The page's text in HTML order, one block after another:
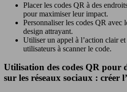
Placer les codes QR à des
pour maximiser leur impact.
Personnaliser les codes QR avec
design attrayant.
Utiliser un appel à l’action clair
utilisateurs à scanner le code.
Utilisation des codes QR pour
sur les réseaux sociaux : créer